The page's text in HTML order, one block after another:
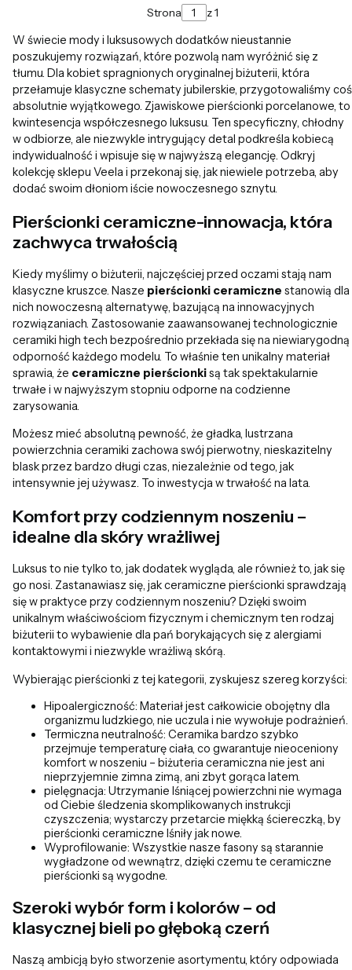
Strona
z 1
W świecie mody i luksusowych dodatków nieustannie
poszukujemy rozwiązań, które pozwolą nam wyróżnić się z
tłumu. Dla kobiet spragnionych oryginalnej biżuterii, która
przełamuje klasyczne schematy jubilerskie, przygotowaliśmy coś
absolutnie wyjątkowego. Zjawiskowe pierścionki porcelanowe, to
kwintesencja współczesnego luksusu. Ten specyficzny, chłodny
w odbiorze, ale niezwykle intrygujący detal podkreśla kobiecą
indywidualność i wpisuje się w najwyższą elegancję. Odkryj
kolekcję sklepu Veela i przekonaj się, jak niewiele potrzeba, aby
dodać swoim dłoniom iście nowoczesnego sznytu.
Pierścionki ceramiczne-innowacja, która
zachwyca trwałością
Kiedy myślimy o biżuterii, najczęściej przed oczami stają nam
klasyczne kruszce. Nasze pierścionki ceramiczne stanowią dla
nich nowoczesną alternatywę, bazującą na innowacyjnych
rozwiązaniach. Zastosowanie zaawansowanej technologicznie
ceramiki high tech bezpośrednio przekłada się na niewiarygodną
odporność każdego modelu. To właśnie ten unikalny materiał
sprawia, że ceramiczne pierścionkisą tak spektakularnie
trwałe i w najwyższym stopniu odporne na codzienne
zarysowania.
Możesz mieć absolutną pewność, że gładka, lustrzana
powierzchnia ceramiki zachowa swój pierwotny, nieskazitelny
blask przez bardzo długi czas, niezależnie od tego, jak
intensywnie jej używasz. To inwestycja w trwałość na lata.
Komfort przy codziennym noszeniu –
idealne dla skóry wrażliwej
Luksus to nie tylko to, jak dodatek wygląda, ale również to, jak się
go nosi. Zastanawiasz się, jak ceramiczne pierścionki sprawdzają
się w praktyce przy codziennym noszeniu? Dzięki swoim
unikalnym właściwościom fizycznym i chemicznym ten rodzaj
biżuterii to wybawienie dla pań borykających się z alergiami
kontaktowymi i niezwykle wrażliwą skórą.
Wybierając pierścionki z tej kategorii, zyskujesz szereg korzyści:
Hipoalergiczność: Materiał jest całkowicie obojętny dla
organizmu ludzkiego, nie uczula i nie wywołuje podrażnień.
Termiczna neutralność: Ceramika bardzo szybko
przejmuje temperaturę ciała, co gwarantuje nieoceniony
komfort w noszeniu – biżuteria ceramiczna nie jest ani
nieprzyjemnie zimna zimą, ani zbyt gorąca latem.
pielęgnacja: Utrzymanie lśniącej powierzchni nie wymaga
od Ciebie śledzenia skomplikowanych instrukcji
czyszczenia; wystarczy przetarcie miękką ściereczką, by
pierścionki ceramiczne lśniły jak nowe.
Wyprofilowanie: Wszystkie nasze fasony są starannie
wygładzone od wewnątrz, dzięki czemu te ceramiczne
pierścionki są wygodne.
Szeroki wybór form i kolorów – od
klasycznej bieli po głęboką czerń
Naszą ambicją było stworzenie asortymentu, który odpowiada